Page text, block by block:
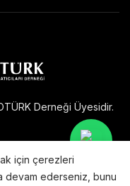
Derneği Üyesidir.
barındırılmakta ve
için çerezleri
devam ederseniz, bunu